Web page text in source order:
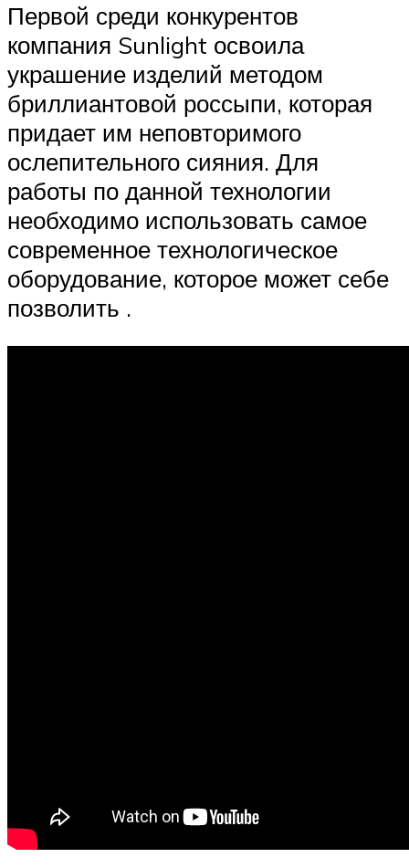
Первой среди конкурентов
компания Sunlight освоила
украшение изделий методом
бриллиантовой россыпи, которая
придает им неповторимого
ослепительного сияния. Для
работы по данной технологии
необходимо использовать самое
современное технологическое
оборудование, которое может себе
позволить .